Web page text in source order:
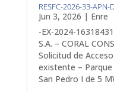
RESFC-2026-33-APN-
Jun 3, 2026 | Enre
-EX-2024-
S.A. – CORAL
Solicitud de
existente –
San Pedro I de 5